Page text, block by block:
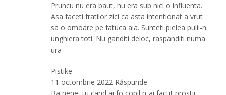
Pruncu nu era baut, nu era sub nici o influenta.
Asa faceti fratilor zici ca asta intentionat a vrut
sa o omoare pe fatuca aia. Sunteti pielea pulii-n
unghiera toti. Nu ganditi deloc, raspanditi numa
ura
Pistike
11 octombrie 2022 Răspunde